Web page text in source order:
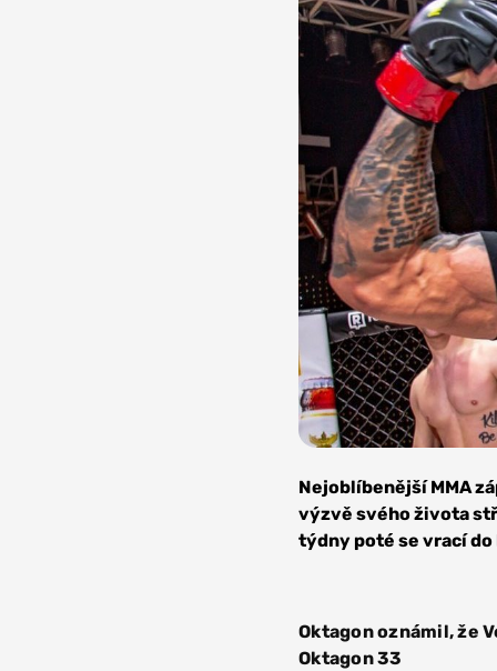
Oktagon
MMA
Nejoblíbenější MMA
výzvě svého života
týdny poté se vrací do
Oktagon oznámil, že
Oktagon 33